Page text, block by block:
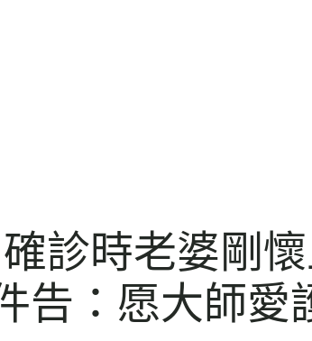
診時老婆剛
告：愿大師愛